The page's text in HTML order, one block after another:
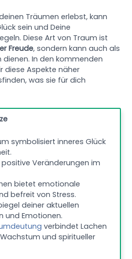
Träumen erlebst, kann
sein und Deine
Diese Art von Traum ist
Freude, sondern kann auch als
dienen. In den kommenden
diese Aspekte näher
was sie für dich
symbolisiert inneres Glück
Veränderungen im
bietet emotionale
befreit von Stress.
deiner aktuellen
und Emotionen.
verbindet Lachen
und spiritueller